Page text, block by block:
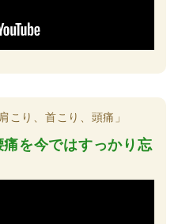
り、首こり、頭痛」
痛を今ではすっかり忘